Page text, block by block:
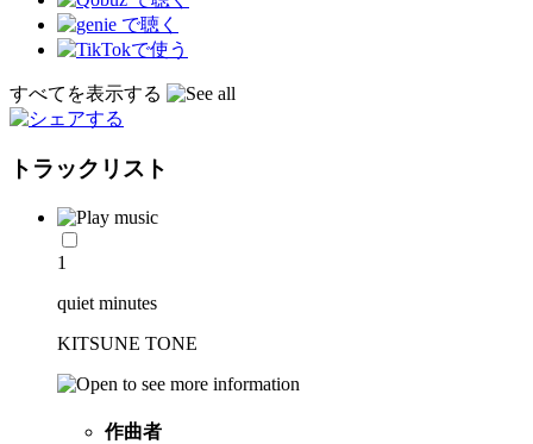
すべてを表示する
トラックリスト
1
quiet minutes
KITSUNE TONE
作曲者